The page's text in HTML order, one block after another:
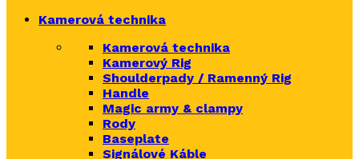
Kamerová technika
Kamerová technika
Kamerový Rig
Shoulderpady / Ramenný Rig
Handle
Magic army & clampy
Rody
Baseplate
Signálové Káble